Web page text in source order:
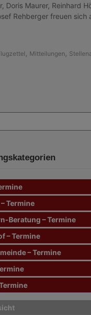
Doris Maurer, Reinhard
Rehberger freuen sich
, Mitteilungen,
Termine
Beratung – Termine
– Termine
– Termine